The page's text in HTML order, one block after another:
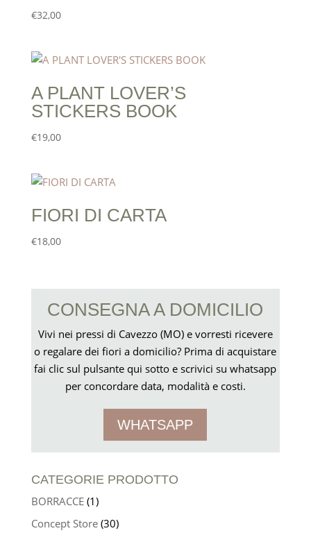
€32,00
A PLANT LOVER’S
STICKERS BOOK
€19,00
FIORI DI CARTA
€18,00
CONSEGNA A DOMICILIO
Vivi nei pressi di Cavezzo (MO) e vorresti ricevere
o regalare dei fiori a domicilio? Prima di acquistare
fai clic sul pulsante qui sotto e scrivici su whatsapp
per concordare data, modalità e costi.
WHATSAPP
CATEGORIE PRODOTTO
BORRACCE (1)
Concept Store (30)